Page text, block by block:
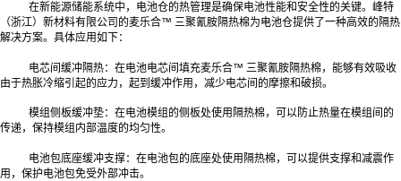
在新能源储能系统中，电池仓的热管理是确保电池性能和安全性的关键。峰特
（浙江）新材料有限公司的麦乐合™ 三聚氰胺隔热棉为电池仓提供了一种高效的隔热
解决方案。具体应用如下：
电芯间缓冲隔热：在电池电芯间填充麦乐合™ 三聚氰胺隔热棉，能够有效吸收
由于热胀冷缩引起的应力，起到缓冲作用，减少电芯间的摩擦和破损。
模组侧板缓冲垫：在电池模组的侧板处使用隔热棉，可以防止热量在模组间的
传递，保持模组内部温度的均匀性。
电池包底座缓冲支撑：在电池包的底座处使用隔热棉，可以提供支撑和减震作
用，保护电池包免受外部冲击。